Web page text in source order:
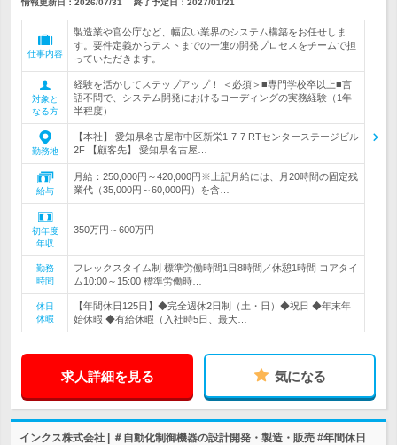
情報更新日：2026/07/31 終了予定日： 2027/01/21
仕事内容
製造業や官公庁など、幅広い業界のシステム構築をお任せしま
す。要件定義からテストまでの一連の開発プロセスをチームで担
っていただきます。
対象と
なる方
経験を活かしてステップアップ！ ＜必須＞■専門学校卒以上■言
語不問で、システム開発におけるコーディングの実務経験（1年
半程度）
勤務地
【本社】 愛知県名古屋市中区新栄1-7-7 RTセンターステージビル
2F 【顧客先】 愛知県名古屋…
給与
月給：250,000円～420,000円※上記月給には、月20時間の固定残
業代（35,000円～60,000円）を含…
初年度
年収
350万円～600万円
勤務
時間
フレックスタイム制 標準労働時間1日8時間／休憩1時間 コアタイ
ム10:00～15:00 標準労働時…
休日
休暇
【年間休日125日】◆完全週休2日制（土・日）◆祝日 ◆年末年
始休暇 ◆有給休暇（入社時5日、最大…
求人詳細を見る 気になる
インクス株式会社 | ＃自動化制御機器の設計開発・製造・販売 #年間休日